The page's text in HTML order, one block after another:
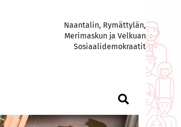
Naantalin, Rymättylän,
Merimaskun ja Velkuan
Sosiaalidemokraatit